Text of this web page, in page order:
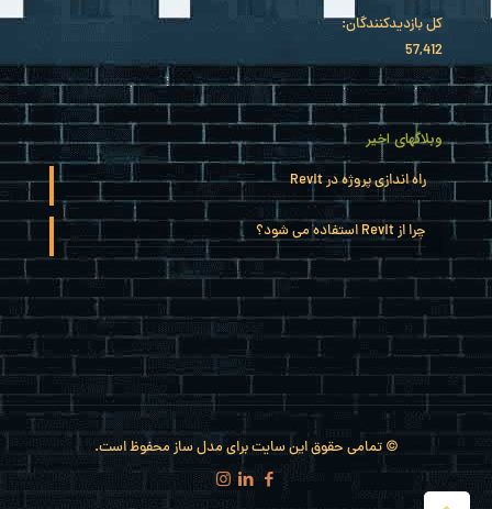
کل بازدیدکنند‌گان:
57,412
وبلاگهای اخیر
راه اندازی پروژه در Revit
چرا از Revit استفاده می شود؟
© تمامی حقوق این سایت برای مدل ساز محفوظ است.